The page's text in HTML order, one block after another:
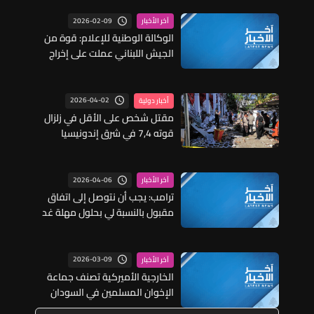
آخر الأخبار 2026-02-09
الوكالة الوطنية للإعلام: قوة من
الجيش اللبناني عملت على إخراج
استهدافهما بالقنابل الصوتية في
ظل تحليق لمسيرة اسرائيلية
مسلحة على علو منخفض
أخبار دولية 2026-04-02
مقتل شخص على الأقل في زلزال
قوته 7,4 في شرق إندونيسيا
آخر الأخبار 2026-04-06
ترامب: يجب أن نتوصل إلى اتفاق
مقبول بالنسبة لي بحلول مهلة غد
آخر الأخبار 2026-03-09
الخارجية الأميركية تصنف جماعة
الإخوان المسلمين في السودان
منظمة إرهابية عالمية مصنفة